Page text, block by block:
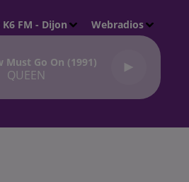
K6 FM - Dijon Webradios
Must Go On (1991)
QUEEN